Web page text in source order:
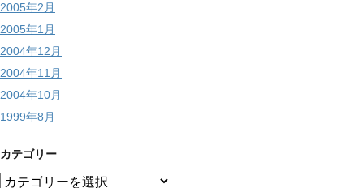
2005年2月
2005年1月
2004年12月
2004年11月
2004年10月
1999年8月
カテゴリー
カ